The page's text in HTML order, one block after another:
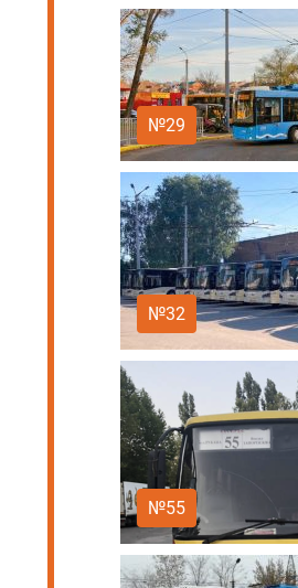
№29
№32
№55